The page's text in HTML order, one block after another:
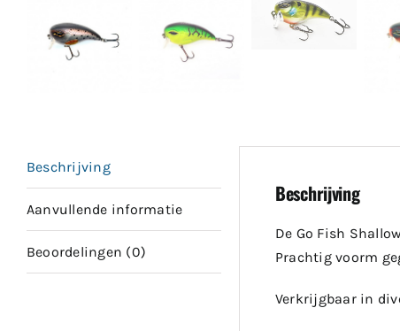
Beschrijving
Aanvullende informatie
Beoordelingen (0)
Beschrijving
De Go Fish
Prachtig voorm
Verkrijgbaar in